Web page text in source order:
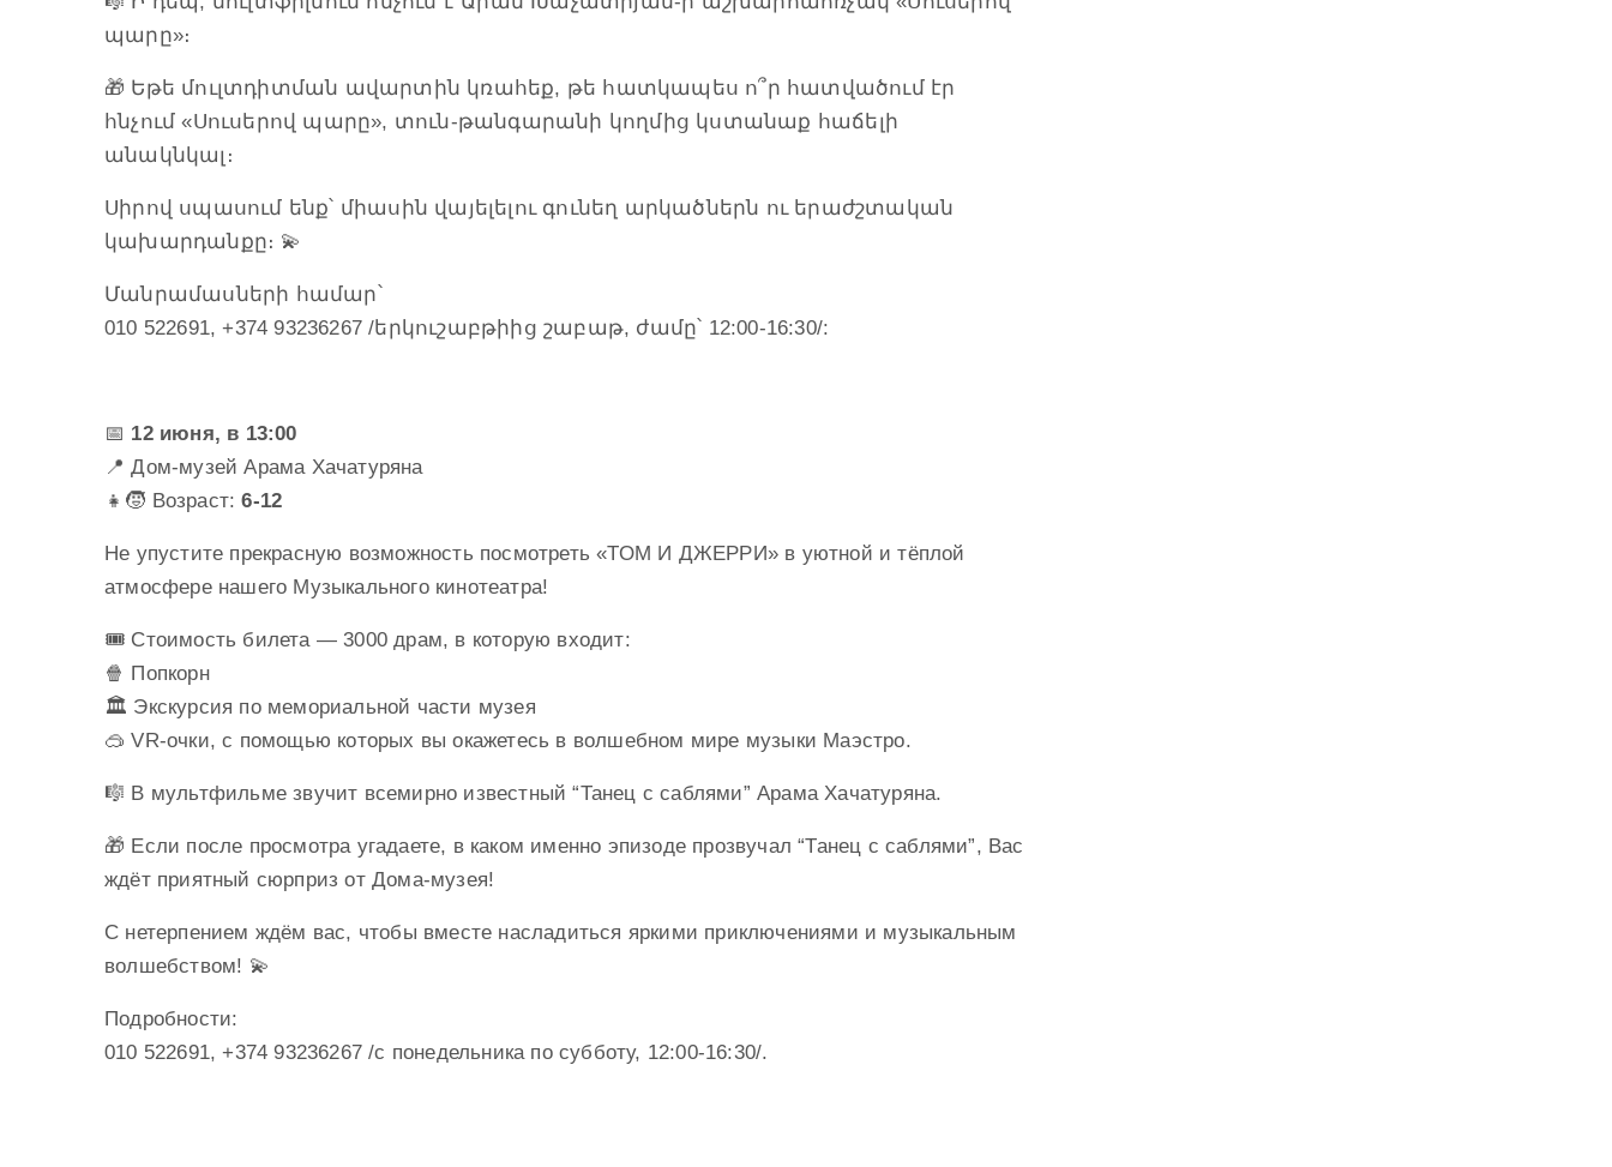
պարը»։
🎁 Եթե մուլտդիտման ավարտին կռահեք, թե հատկապես ո՞ր հատվածում էր
հնչում «Սուսերով պարը», տուն-թանգարանի կողմից կստանաք հաճելի
անակնկալ։
Սիրով սպասում ենք՝ միասին վայելելու գունեղ արկածներն ու երաժշտական
կախարդանքը։ 💫
Մանրամասների համար՝
010 522691, +374 93236267 /երկուշաբթիից շաբաթ, ժամը՝ 12:00-16:30/:
📅 12 июня, в 13:00
📍 Дом-музей Арама Хачатуряна
👧🧒 Возраст:6-12
Не упустите прекрасную возможность посмотреть «ТОМ И ДЖЕРРИ» в уютной и тёплой
атмосфере нашего Музыкального кинотеатра!
🎟 Стоимость билета — 3000 драм, в которую входит:
🍿 Попкорн
🏛 Экскурсия по мемориальной части музея
🥽 VR-очки, с помощью которых вы окажетесь в волшебном мире музыки Маэстро.
🎼 В мультфильме звучит всемирно известный “Танец с саблями” Арамa Хачатурянa.
🎁 Если после просмотра угадаете, в каком именно эпизоде прозвучал “Танец с саблями”, Вас
ждёт приятный сюрприз от Дома-музея!
С нетерпением ждём вас, чтобы вместе насладиться яркими приключениями и музыкальным
волшебством! 💫
Подробности:
010 522691, +374 93236267 /с понедельника по субботу, 12:00-16:30/.